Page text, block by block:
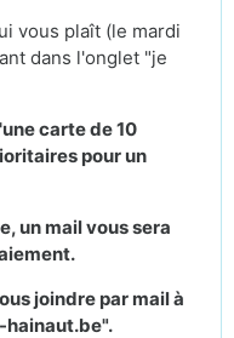
vous plaît (le mardi
dans l'onglet "je
carte de 10
pour un
un mail vous sera
joindre par mail à
hainaut.be".